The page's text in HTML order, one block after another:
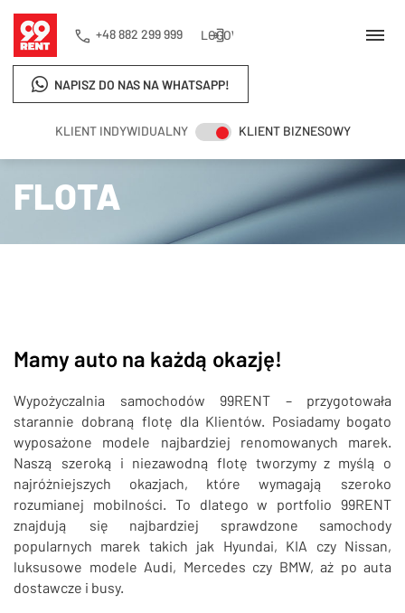
KLIENT INDYWIDUALNY KLIENT BIZNESOWY
NAPISZ DO NAS NA WHATSAPP!
+48 882 299 999 LOGOWANIE
SZUKAJ
Strona główna Flota
FLOTA
Mamy auto na każdą okazję!
Wypożyczalnia samochodów 99RENT – przygotowała
starannie dobraną flotę dla Klientów. Posiadamy bogato
wyposażone modele najbardziej renomowanych marek.
Naszą szeroką i niezawodną flotę tworzymy z myślą o
najróżniejszych okazjach, które wymagają szeroko
rozumianej mobilności. To dlatego w portfolio 99RENT
znajdują się najbardziej sprawdzone samochody
popularnych marek takich jak Hyundai, KIA czy Nissan,
luksusowe modele Audi, Mercedes czy BMW, aż po auta
dostawcze i busy.